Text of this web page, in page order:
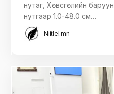
нутаг, Хөвсгөлийн
нутгаар 1.0-48.0 см…
Niitlel.mn